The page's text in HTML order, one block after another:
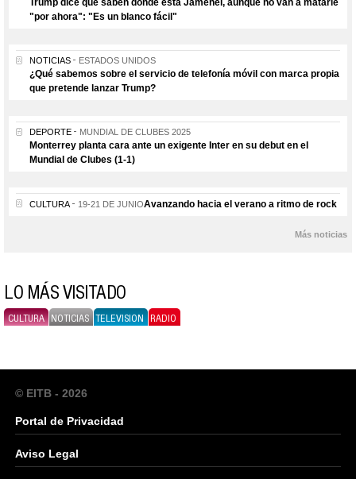
Trump dice que saben dónde está Jamenei, aunque no van a matarle
"por ahora": "Es un blanco fácil"
NOTICIAS ESTADOS UNIDOS
¿Qué sabemos sobre el servicio de telefonía móvil con marca propia
que pretende lanzar Trump?
DEPORTE MUNDIAL DE CLUBES 2025
Monterrey planta cara ante un exigente Inter en su debut en el
Mundial de Clubes (1-1)
CULTURA 19-21 DE JUNIOAvanzando hacia el verano a ritmo de rock
Más noticias
LO MÁS VISITADO
CULTURA NOTICIAS TELEVISION RADIO
© EITB - 2026
Portal de Privacidad
Aviso Legal